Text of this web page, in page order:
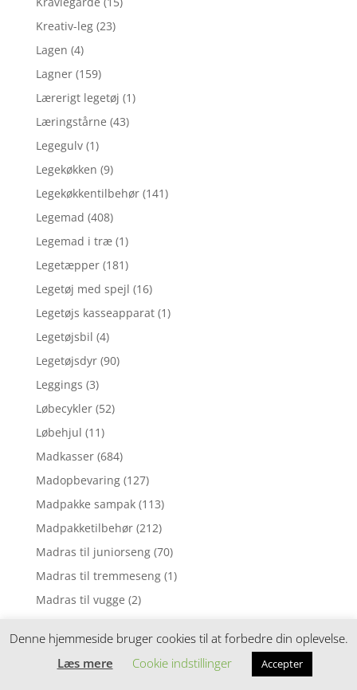
Kreativ-leg (23)
Lagen (4)
Lagner (159)
Lærerigt legetøj (1)
Læringstårne (43)
Legegulv (1)
Legekøkken (9)
Legekøkkentilbehør (141)
Legemad (408)
Legemad i træ (1)
Legetæpper (181)
Legetøj med spejl (16)
Legetøjs kasseapparat (1)
Legetøjsbil (4)
Legetøjsdyr (90)
Leggings (3)
Løbecykler (52)
Løbehjul (11)
Madkasser (684)
Madopbevaring (127)
Madpakke sampak (113)
Madpakketilbehør (212)
Madras til juniorseng (70)
Madras til tremmeseng (1)
Madras til vugge (2)
Mavebælter (3)
Motorik legetøj
Denne hjemmeside bruger cookies til at forbedre din oplevelse.
Læs mere
Cookie indstillinger Accepter